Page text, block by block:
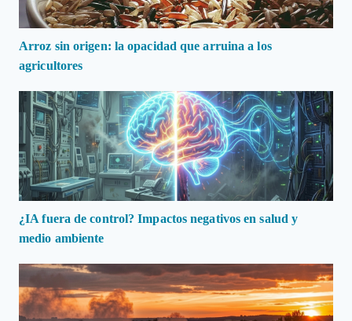
Arroz sin origen: la opacidad que arruina a los
agricultores
¿IA fuera de control? Impactos negativos en salud y
medio ambiente